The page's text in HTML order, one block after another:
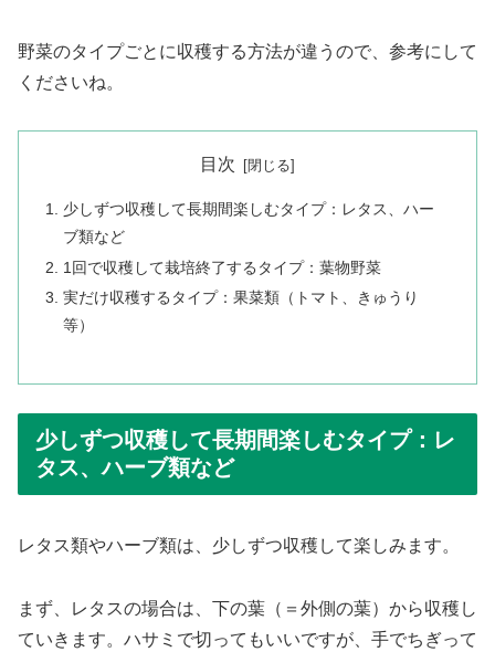
野菜のタイプごとに収穫する方法が違うので、参考にして
くださいね。
目次
少しずつ収穫して長期間楽しむタイプ：レタス、ハー
ブ類など
1回で収穫して栽培終了するタイプ：葉物野菜
実だけ収穫するタイプ：果菜類（トマト、きゅうり
等）
少しずつ収穫して長期間楽しむタイプ：レ
タス、ハーブ類など
レタス類やハーブ類は、少しずつ収穫して楽しみます。
まず、レタスの場合は、下の葉（＝外側の葉）から収穫し
ていきます。ハサミで切ってもいいですが、手でちぎって